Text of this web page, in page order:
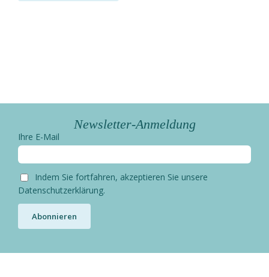
Newsletter-Anmeldung
Ihre E-Mail
Indem Sie fortfahren, akzeptieren Sie unsere
Datenschutzerklärung.